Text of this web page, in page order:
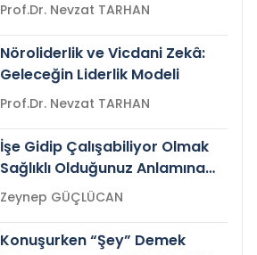
Prof.Dr. Nevzat TARHAN
Nöroliderlik ve Vicdani Zekâ:
Geleceğin Liderlik Modeli
Prof.Dr. Nevzat TARHAN
İşe Gidip Çalışabiliyor Olmak
Sağlıklı Olduğunuz Anlamına
Gelir mi?Zeynep GÜÇLÜCAN
Konuşurken “Şey” Demek